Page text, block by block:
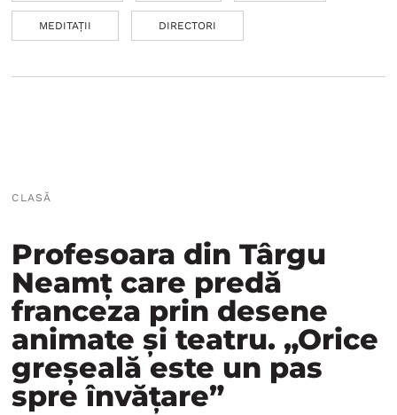
MEDITAȚII DIRECTORI
CLASĂ
Profesoara din Târgu
Neamț care predă
franceza prin desene
animate și teatru. „Orice
greșeală este un pas
spre învățare”